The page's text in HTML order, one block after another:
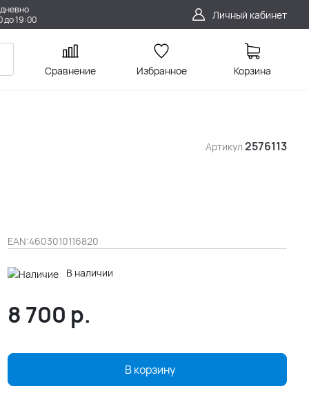
до 19:00
Личный кабинет
Сравнение Избранное Корзина
Артикул 2576113
EAN:4603010116820
В наличии
8 700 р.
В корзину